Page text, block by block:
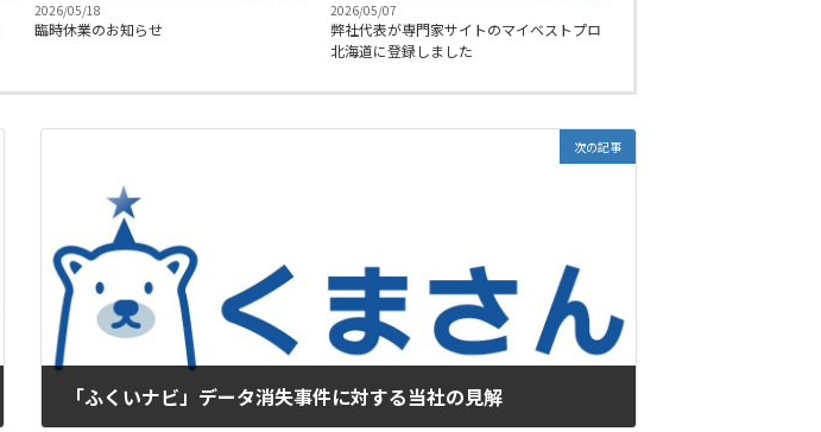
2026/05/18
臨時休業のお知らせ
2026/05/07
弊社代表が専門家サイトのマイベストプロ
北海道に登録しました
次の記事
「ふくいナビ」データ消失事件に対する当社の見解